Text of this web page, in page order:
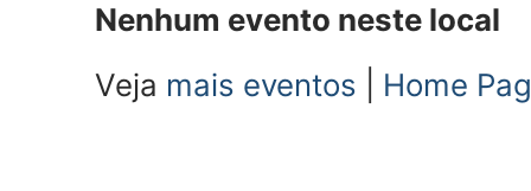
Nenhum evento neste local
Veja mais eventos Home